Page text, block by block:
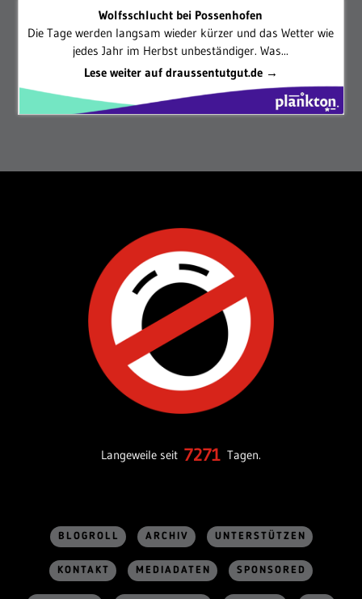
Wolfsschlucht bei Possenhofen
Die Tage werden langsam wieder kürzer und das Wetter wie
jedes Jahr im Herbst unbeständiger. Was...
Lese weiter auf draussentutgut.de →
Langeweile seit 7271 Tagen.
BLOGROLL ARCHIV UNTERSTÜTZEN
KONTAKT MEDIADATEN SPONSORED